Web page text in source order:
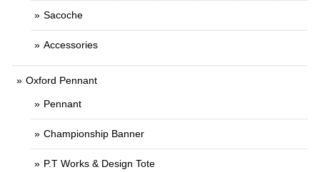
Sacoche
Accessories
Oxford Pennant
Pennant
Championship Banner
P.T Works & Design Tote